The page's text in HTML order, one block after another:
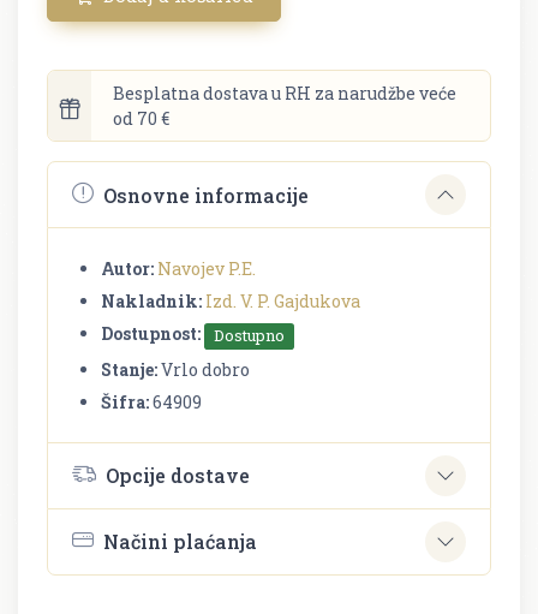
Besplatna dostava u RH za narudžbe veće
od 70 €
Osnovne informacije
Autor: Navojev P.E.
Nakladnik: Izd. V. P. Gajdukova
Dostupnost:
Dostupno
Stanje:Vrlo dobro
Šifra:64909
Opcije dostave
Načini plaćanja